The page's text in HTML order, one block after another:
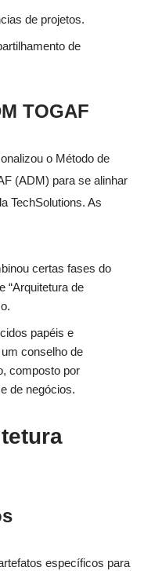
de projetos.
de
TOGAF
o Método de
(ADM) para se alinhar
TechSolutions. As
certas fases do
“Arquitetura de
papéis e
conselho de
composto por
de negócios.
específicos para